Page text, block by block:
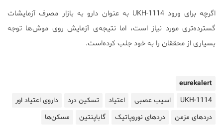
اگرچه برای ورود UKH-1114 به عنوان دارو به بازار مصرف آزمایشات
گسترده‌تری مورد نیاز است، اما نتیجه‌ی آزمایش روی موش‌ها توجه
بسیاری از محققان را به خود جلب کرده‌است.
eurekalert
UKH-1114
اسیب عصبی اعتیاد تسکین درد
داروی اعتیاد اور
دردهای مزمن
دردهای نوروپاتیک گاباپنتین مسکن‌ها